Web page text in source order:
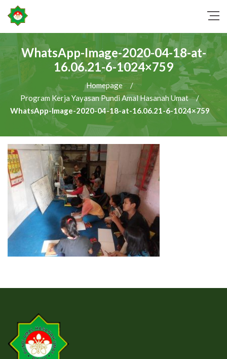
WhatsApp-Image-2020-04-18-at-
16.06.21-6-1024×759
Homepage
/
Program Kerja Yayasan Pundi Amal Hasanah Umat
/
WhatsApp-Image-2020-04-18-at-16.06.21-6-1024×759